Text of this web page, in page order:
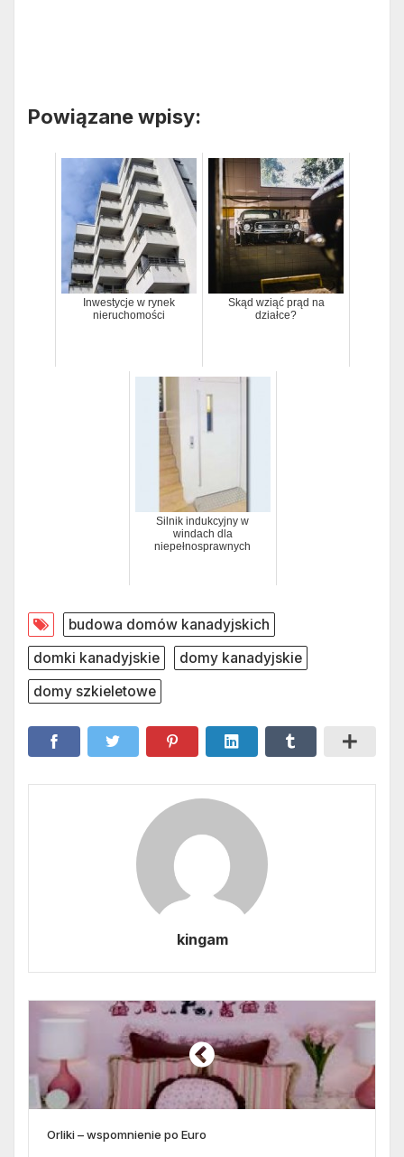
Powiązane wpisy:
Inwestycje w rynek
nieruchomości
Skąd wziąć prąd na
działce?
Silnik indukcyjny w
windach dla
niepełnosprawnych
budowa domów kanadyjskich
domki kanadyjskie
domy kanadyjskie
domy szkieletowe
kingam
Orliki – wspomnienie po Euro